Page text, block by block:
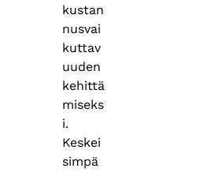
kustan
nusvai
kuttav
uuden
kehittä
miseks
i.
Keskei
simpä